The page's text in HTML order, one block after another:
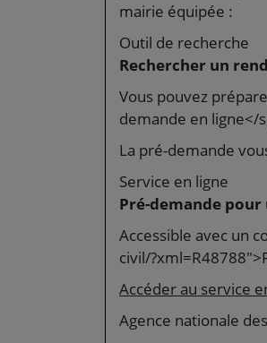
mairie équipée :
Outil de recherche
Rechercher un
Vous pouvez
demande en ligne</
La pré-demande
Service en ligne
Pré-demande
Accessible avec un
civil/
Accéder au service
Agence nationale